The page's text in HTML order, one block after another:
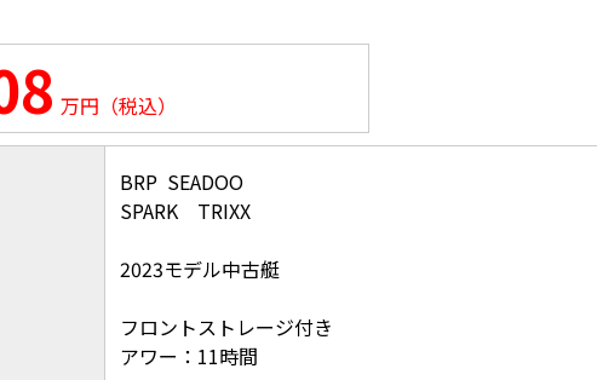
万円（税込）
BRP SEADOO
SPARK TRIXX
2023モデル中古艇
フロントストレージ付き
アワー：11時間